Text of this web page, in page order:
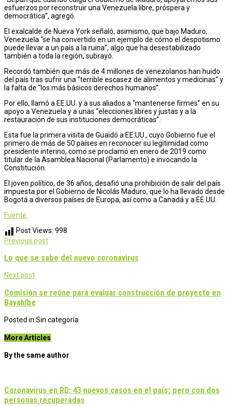
esfuerzos por reconstruir una Venezuela libre, próspera y
democrática”, agregó.
El exalcalde de Nueva York señaló, asimismo, que bajo Maduro,
Venezuela “se ha convertido en un ejemplo de cómo el despotismo
puede llevar a un país a la ruina”, algo que ha desestabilizado
también a toda la región, subrayó.
Recordó también que más de 4 millones de venezolanos han huido
del país tras sufrir una “terrible escasez de alimentos y medicinas” y
la falta de “los más básicos derechos humanos”.
Por ello, llamó a EE.UU. y a sus aliados a “mantenerse firmes” en su
apoyo a Venezuela y a unas “elecciones libres y justas y a la
restauración de sus instituciones democráticas”.
Esta fue la primera visita de Guaidó a EE.UU., cuyo Gobierno fue el
primero de más de 50 países en reconocer su legitimidad como
presidente interino, como se proclamó en enero de 2019 como
titular de la Asamblea Nacional (Parlamento) e invocando la
Constitución.
El joven político, de 36 años, desafió una prohibición de salir del país
impuesta por el Gobierno de Nicolás Maduro, que lo ha llevado desde
Bogotá a diversos países de Europa, así como a Canadá y a EE.UU.
Fuente.
Post Views: 998
Post
navigation
Previous post
Lo que se sabe del nuevo coronavirus
Next post
Comisión se reúne para evaluar construcción de proyecto en
Bayahíbe
Posted in:Sin categoría
More Articles
By the same author
Coronavirus en RD: 43 nuevos casos en el país; pero con dos
personas recuperadas